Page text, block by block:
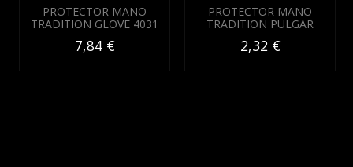
PROTECTOR MANO
TRADITION GLOVE 4031
7,84 €
PROTECTOR MANO
TRADITION PULGAR
2,32 €